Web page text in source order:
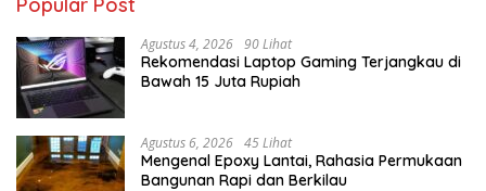
Agustus 4, 2026 90 Lihat
Rekomendasi Laptop Gaming Terjangkau di
Bawah 15 Juta Rupiah
Agustus 6, 2026 45 Lihat
Mengenal Epoxy Lantai, Rahasia Permukaan
Bangunan Rapi dan Berkilau